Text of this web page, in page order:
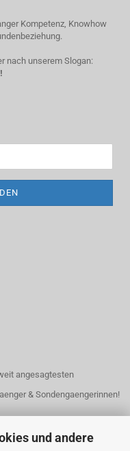
und andere
Kompetenz, Knowhow
nach unserem Slogan:
angesagtesten
& Sondengaengerinnen!